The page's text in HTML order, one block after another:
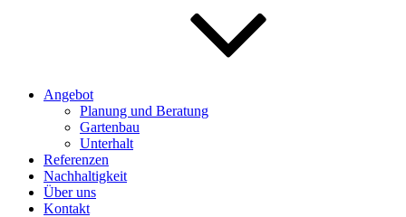
Angebot
Planung und Beratung
Gartenbau
Unterhalt
Referenzen
Nachhaltigkeit
Über uns
Kontakt